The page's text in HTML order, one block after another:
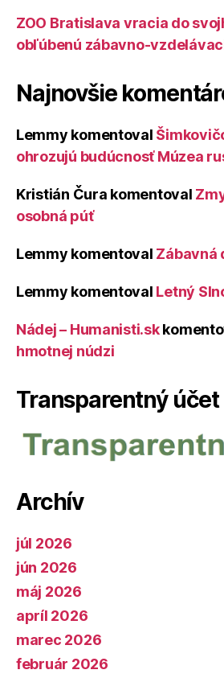
ZOO Bratislava vracia do
obľúbenú zábavno-
Najnovšie
Lemmy komentoval
ohrozujú budúcnosť Múzea
Kristián Čura komentoval
osobná púť
Lemmy komentoval Zábavná
Lemmy komentoval Letný
Nádej – Humanisti.sk
hmotnej núdzi
Transparentný účet
Archív
júl 2026
jún 2026
máj 2026
apríl 2026
marec 2026
február 2026